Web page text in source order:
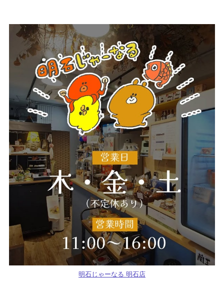
明石じゃーなる 明石店